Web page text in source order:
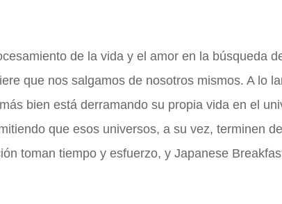
de la vida y el amor en la búsqueda
que nos salgamos de nosotros mismos. A lo
bien está derramando su propia vida en el
que esos universos, a su vez, terminen
toman tiempo y esfuerzo, y Japanese